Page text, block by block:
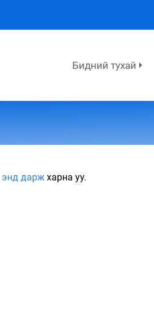
Бидний тухай
энд дарж харна уу.